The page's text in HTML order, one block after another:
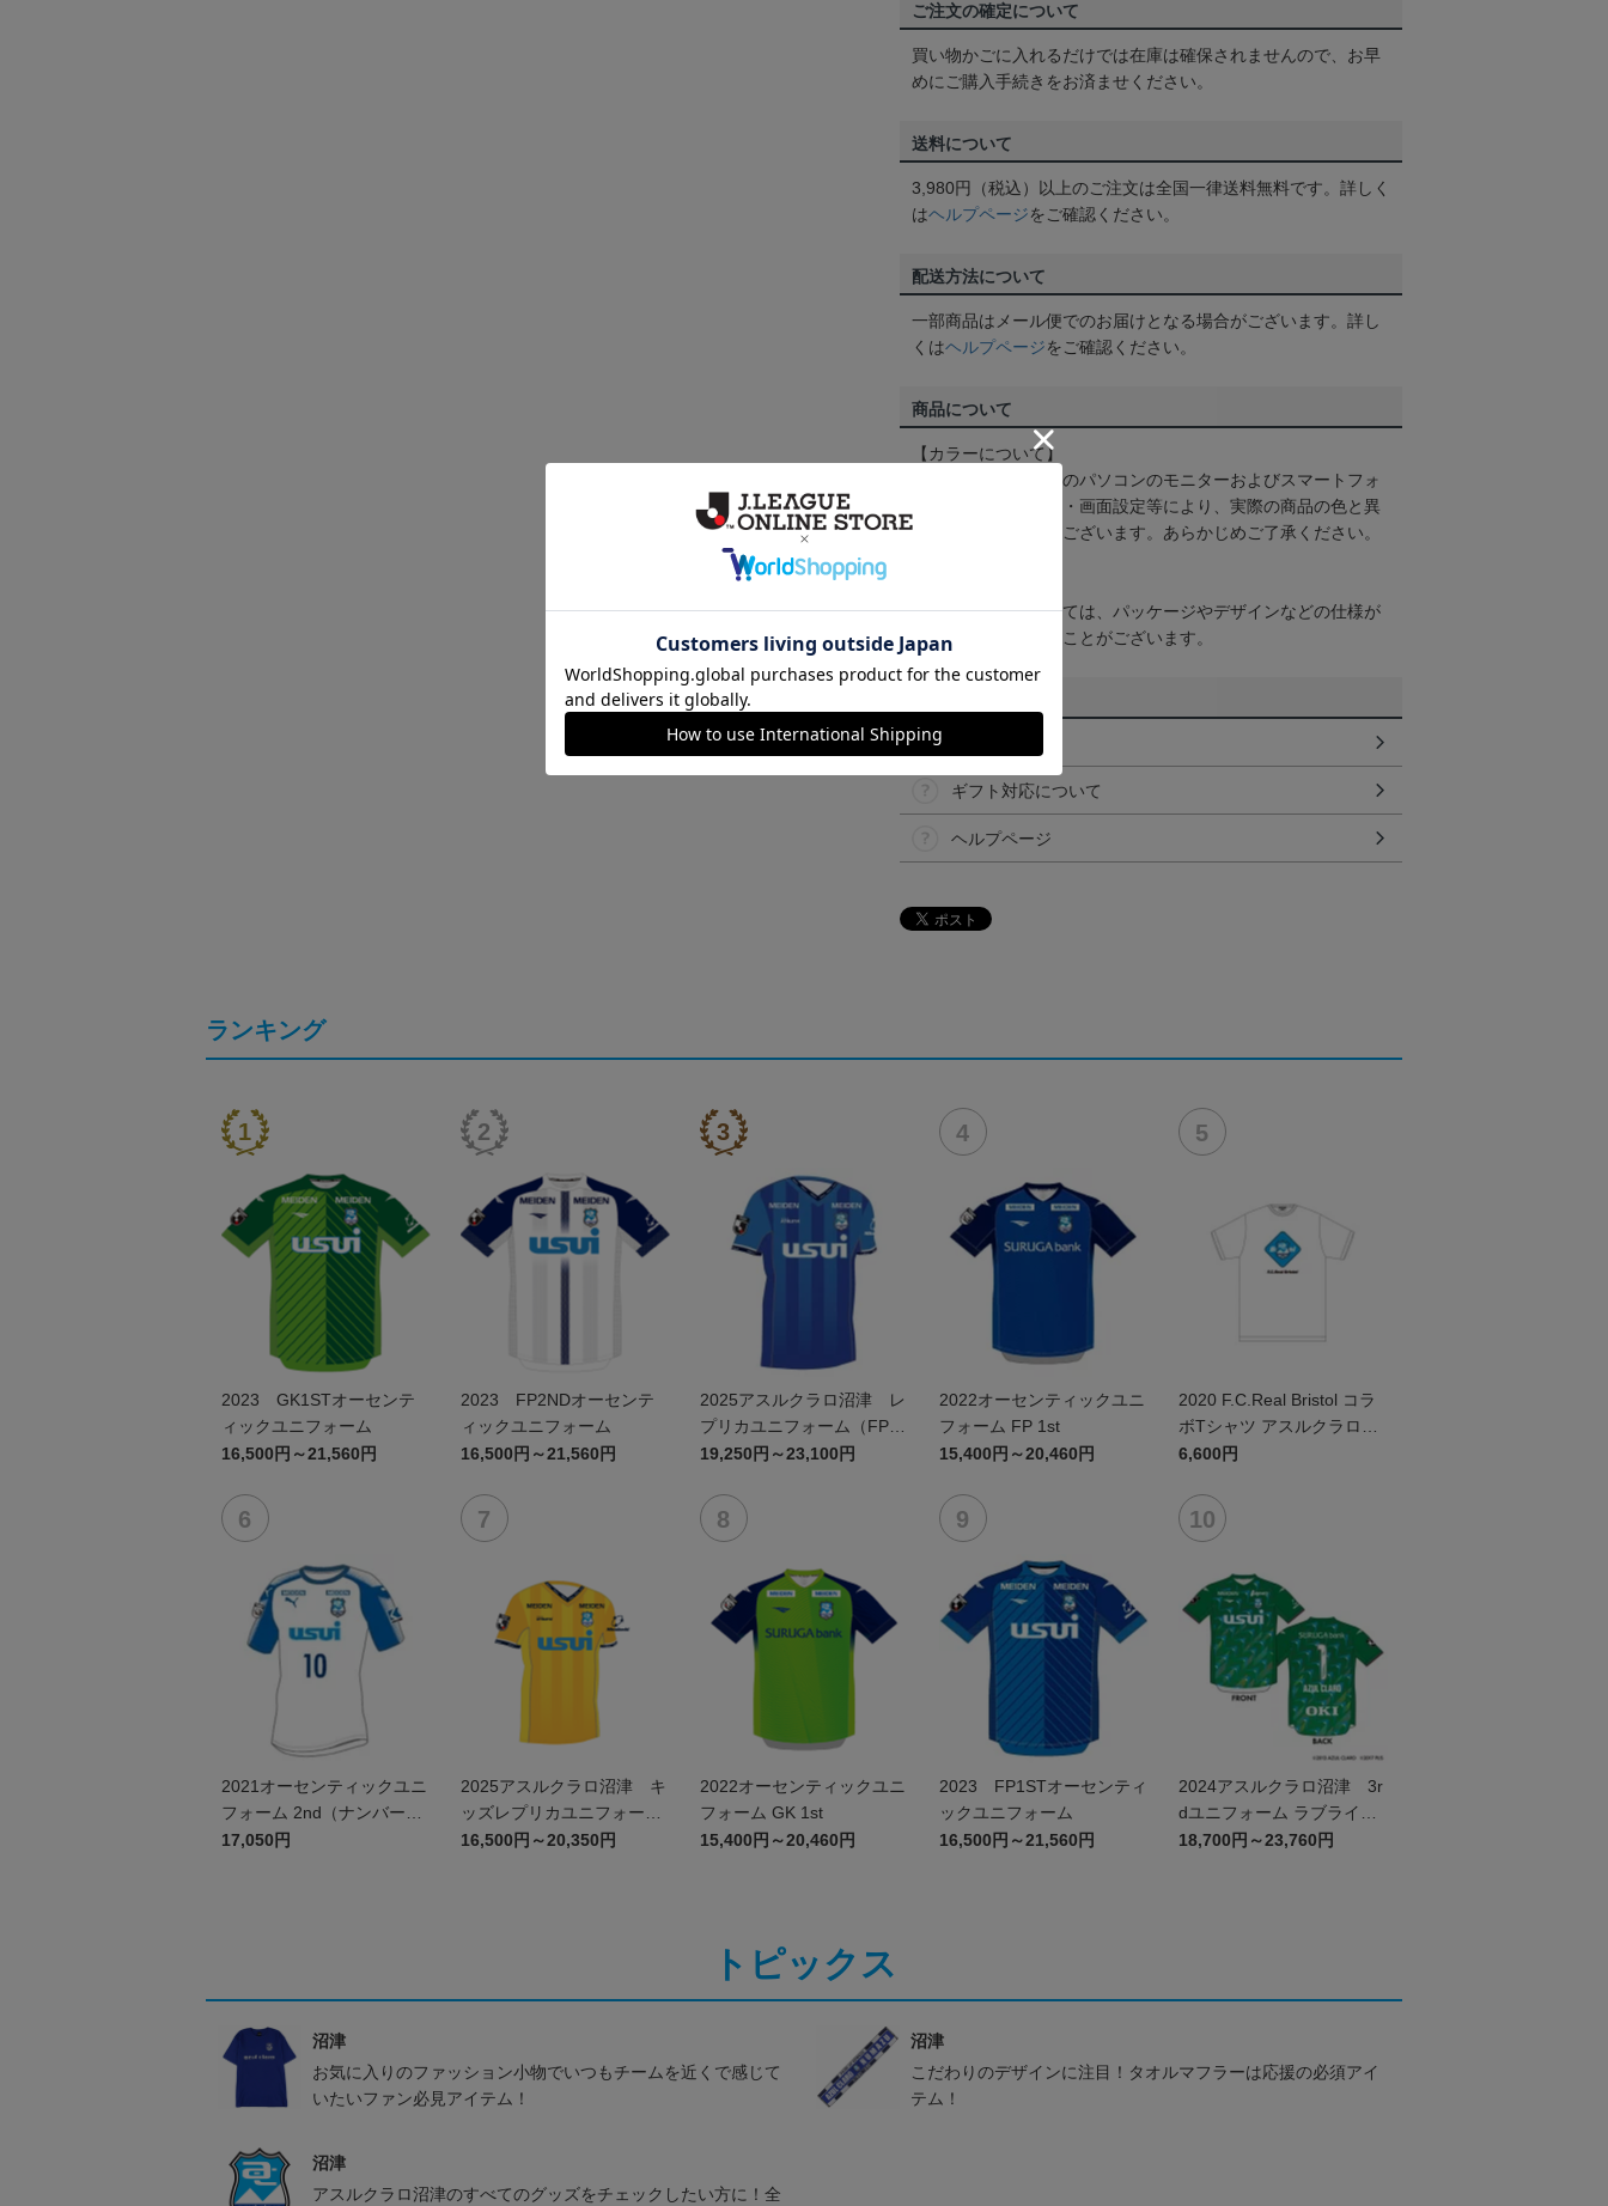
ご注文の確定について
買い物かごに入れるだけでは在庫は確保されませんので、お早
めにご購入手続きをお済ませください。
送料について
3,980円（税込）以上のご注文は全国一律送料無料です。詳しく
はヘルプページをご確認ください。
配送方法について
一部商品はメール便でのお届けとなる場合がございます。詳し
くはヘルプページをご確認ください。
商品について
【カラーについて】
商品画像は、お使いのパソコンのモニターおよびスマートフォ
ンのメーカー・機種・画面設定等により、実際の商品の色と異
なって見える場合がございます。あらかじめご了承ください。
取り扱い商品によっては、パッケージやデザインなどの仕様が
予告なく変更になることがございます。
ギフト対応について
ヘルプページ
ランキング
2023 GK1STオーセンテ
ィックユニフォーム
16,500円～21,560円
2023 FP2NDオーセンテ
ィックユニフォーム
16,500円～21,560円
2025アスルクラロ沼津 レ
プリカユニフォーム（FP 1
st）
19,250円～23,100円
2022オーセンティックユニ
フォーム FP 1st
15,400円～20,460円
2020 F.C.Real Bristol コラ
ボTシャツ アスルクラロ沼
津
6,600円
2021オーセンティックユニ
フォーム 2nd（ナンバーの
み）
17,050円
2025アスルクラロ沼津 キ
ッズレプリカユニフォーム
（GK 1st）
16,500円～20,350円
2022オーセンティックユニ
フォーム GK 1st
15,400円～20,460円
2023 FP1STオーセンティ
ックユニフォーム
16,500円～21,560円
2024アスルクラロ沼津 3r
dユニフォーム ラブライ
ブ！サンシャイン!!エディ
18,700円～23,760円
トピックス
沼津
お気に入りのファッション小物でいつもチームを近くで感じて
いたいファン必見アイテム！
沼津
こだわりのデザインに注目！タオルマフラーは応援の必須アイ
テム！
沼津
アスルクラロ沼津のすべてのグッズをチェックしたい方に！全